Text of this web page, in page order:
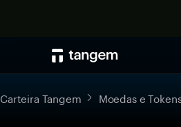
Carteira Tangem Moedas e